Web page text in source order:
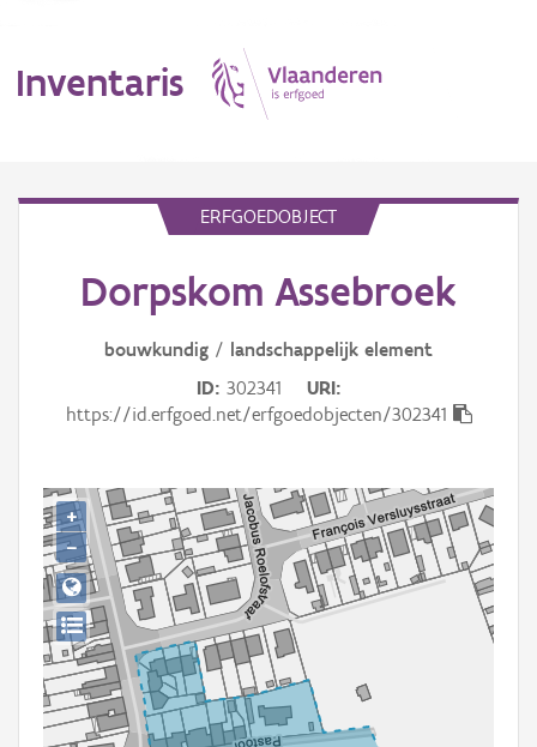
Inventaris
Erfgoedobject
Aanduidingsobject
Gebeurtenis
Persoon of collectief
Downloads
Hergebruik
Aanmelden
ERFGOEDOBJECT
Dorpskom Assebroek
bouwkundig / landschappelijk element
ID 302341
URI
https://id.erfgoed.net/erfgoedobjecten/302341
+
−